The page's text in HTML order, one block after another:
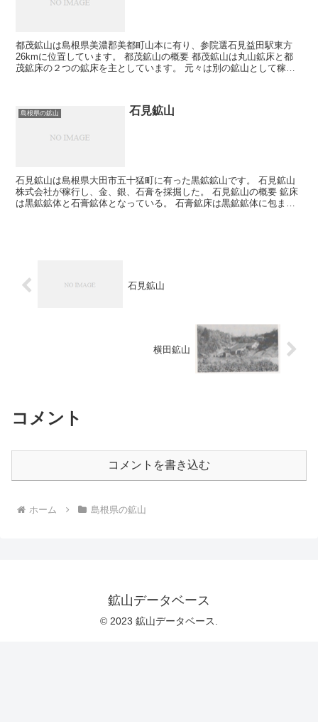
都茂鉱山は島根県美濃郡美都町山本に有り、参院選石見益田駅東方
26kmに位置しています。 都茂鉱山の概要 都茂鉱山は丸山鉱床と都
茂鉱床の２つの鉱床を主としています。 元々は別の鉱山として稼行
島根県の鉱山 石見鉱山
石見鉱山は島根県大田市五十猛町に有った黒鉱鉱山です。 石見鉱山
株式会社が稼行し、金、銀、石膏を採掘した。 石見鉱山の概要 鉱床
は黒鉱鉱体と石膏鉱体となっている。 石膏鉱床は黒鉱鉱体に包まれ
石見鉱山
横田鉱山
コメント
コメントを書き込む
ホーム 島根県の鉱山
鉱山データベース
© 2023 鉱山データベース.